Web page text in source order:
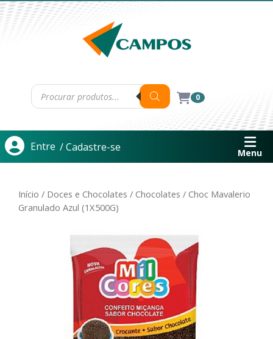
0
Entre / Cadastre-se Menu
Início / Doces e Chocolates / Chocolates / Choc Mavalerio
Granulado Azul (1X500G)